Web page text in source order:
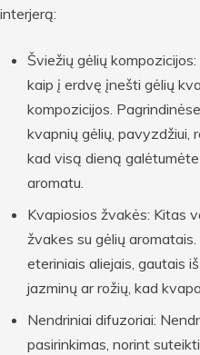
interjerą:
Šviežių gėlių
kaip į erdvę įnešti gėlių
kompozicijos.
kvapnių gėlių, pavyzdžiui,
kad visą dieną
aromatu.
Kvapiosios žvakės: Kitas
žvakes su gėlių
eteriniais aliejais, gautais
jazminų ar rožių, kad
Nendriniai difuzoriai:
pasirinkimas, norint